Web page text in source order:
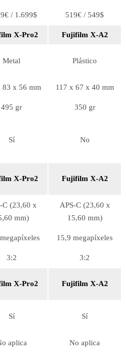
/ 1.699$ 519€ / 549$
X-Pro2 Fujifilm X-A2
Metal Plástico
83 x 56 mm 117 x 67 x 40 mm
495 gr 350 gr
Sí No
X-Pro2 Fujifilm X-A2
C (23,60 x
mm)
APS-C (23,60 x
15,60 mm)
15,9 megapíxeles
3:2 3:2
X-Pro2 Fujifilm X-A2
Sí Sí
aplica No aplica